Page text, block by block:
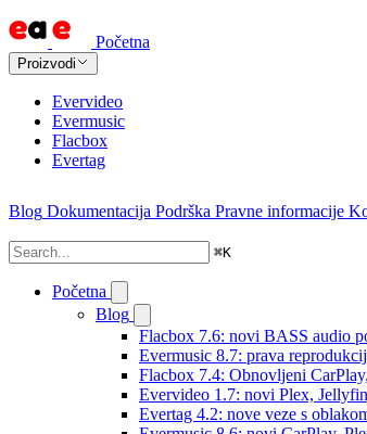
Početna
Proizvodi
Evervideo
Evermusic
Flacbox
Evertag
Blog Dokumentacija Podrška Pravne informacije
⌘K
Početna
Blog
Flacbox 7.6: novi BASS audio
Evermusic 8.7: prava
Flacbox 7.4: Obnovljeni
Evervideo 1.7: novi Plex,
Evertag 4.2: nove veze s